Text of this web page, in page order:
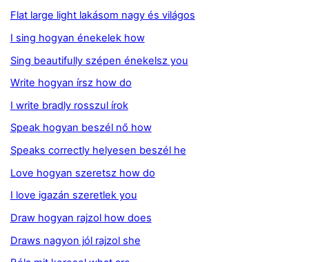
Flat large light lakásom nagy és világos
I sing hogyan énekelek how
Sing beautifully szépen énekelsz you
Write hogyan írsz how do
I write bradly rosszul írok
Speak hogyan beszél nő how
Speaks correctly helyesen beszél he
Love hogyan szeretsz how do
I love igazán szeretlek you
Draw hogyan rajzol how does
Draws nagyon jól rajzol she